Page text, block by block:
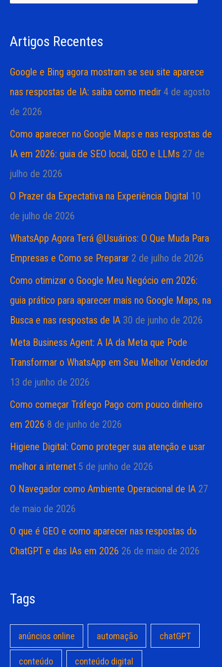
i
a
r
o
sArtigos Recentes
Google e Bing agora mostram se seu site aparece
nas respostas de IA: saiba como medir 4 de agosto
de 2026
Como aparecer no Google Maps e nas respostas de
IA em 2026: guia de SEO local, GEO e LLMs 27 de
julho de 2026
O Prazer da Expectativa na Experiência Digital 10
de julho de 2026
WhatsApp Agora Terá @Usuários: O Que Muda Para
Empresas e Como se Preparar 2 de julho de 2026
Como otimizar o Google Meu Negócio em 2026:
guia prático para aparecer mais no Google Maps, na
Busca e nas respostas de IA 30 de junho de 2026
Meta Business Agent: A IA da Meta que Pode
Transformar o WhatsApp em Seu Melhor Vendedor
13 de junho de 2026
Como começar Tráfego Pago com pouco dinheiro
em 2026 8 de junho de 2026
Higiene Digital: Como proteger sua atenção e usar
melhor a internet 5 de junho de 2026
O Navegador como Ambiente Operacional de IA 27
de maio de 2026
O que é GEO e como aparecer nas respostas do
ChatGPT e das IAs em 2026 26 de maio de 2026
Tags
anúncios online automação chatGPT
conteúdo conteúdo digital